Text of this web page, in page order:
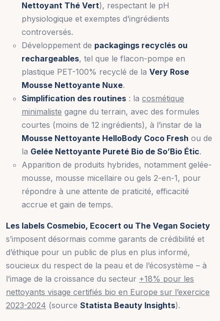
Nettoyant Thé Vert), respectant le pH
physiologique et exemptes d’ingrédients
controversés.
Développement de packagings recyclés ou
rechargeables, tel que le flacon-pompe en
plastique PET-100% recyclé de la Very Rose
Mousse Nettoyante Nuxe.
Simplification des routines : la cosmétique
minimaliste gagne du terrain, avec des formules
courtes (moins de 12 ingrédients), à l’instar de la
Mousse Nettoyante HelloBody Coco Fresh ou de
la Gelée Nettoyante Pureté Bio de So’Bio Étic.
Apparition de produits hybrides, notamment gelée-
mousse, mousse micellaire ou gels 2-en-1, pour
répondre à une attente de praticité, efficacité
accrue et gain de temps.
Les labels Cosmebio, Ecocert ou The Vegan Society
s’imposent désormais comme garants de crédibilité et
d’éthique pour un public de plus en plus informé,
soucieux du respect de la peau et de l’écosystème – à
l’image de la croissance du secteur +18% pour les
nettoyants visage certifiés bio en Europe sur l’exercice
2023-2024 (source Statista Beauty Insights).